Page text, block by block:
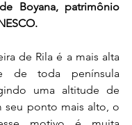
Boyana, patrimônio
de toda península
uma altitude de
seu ponto mais alto, o